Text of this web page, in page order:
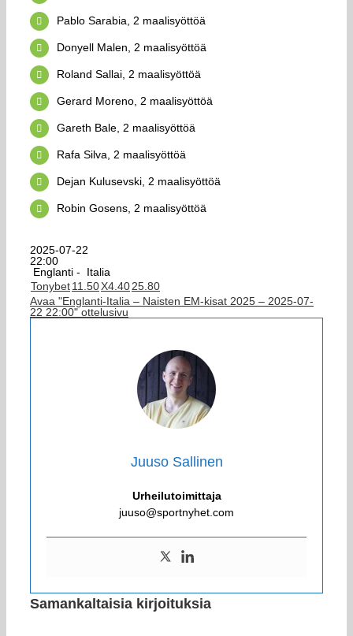
Pablo Sarabia, 2 maalisyöttöä
Donyell Malen, 2 maalisyöttöä
Roland Sallai, 2 maalisyöttöä
Gerard Moreno, 2 maalisyöttöä
Gareth Bale, 2 maalisyöttöä
Rafa Silva, 2 maalisyöttöä
Dejan Kulusevski, 2 maalisyöttöä
Robin Gosens, 2 maalisyöttöä
2025-07-22
22:00
Englanti -
Italia
Tonybet11.50X4.4025.80
Avaa "Englanti-Italia – Naisten EM-kisat 2025 – 2025-07-
22 22:00" ottelusivu
Juuso Sallinen
Urheilutoimittaja
juuso@sportnyhet.com
Samankaltaisia kirjoituksia